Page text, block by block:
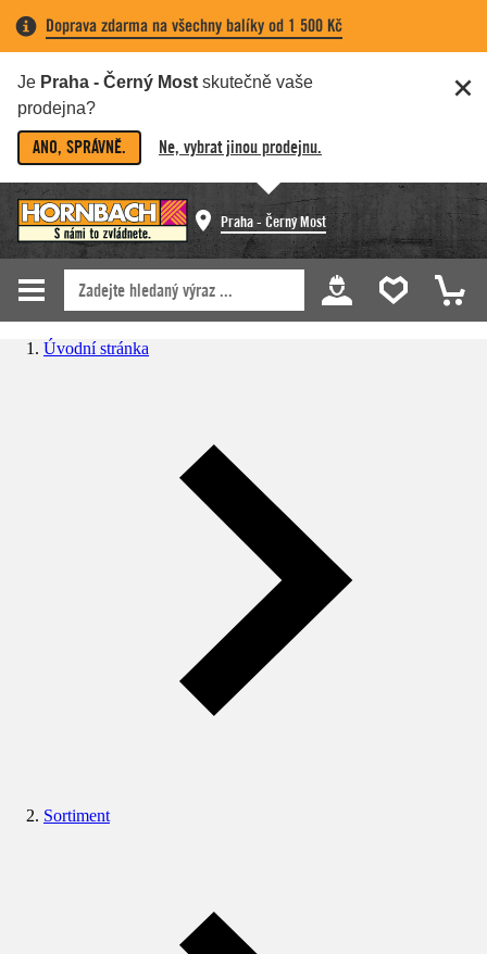
Doprava zdarma na všechny balíky od 1 500 Kč
Je Praha - Černý Most skutečně vaše
prodejna?
ANO, SPRÁVNĚ. Ne, vybrat jinou prodejnu.
Praha - Černý Most
Úvodní stránka
Sortiment